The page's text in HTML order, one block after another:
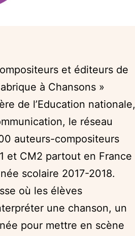
et éditeurs de
à Chansons »
de l’Education nationale,
le réseau
auteurs-compositeurs
et CM2 partout en France
scolaire 2017-2018.
où les élèves
une chanson, un
pour mettre en scène